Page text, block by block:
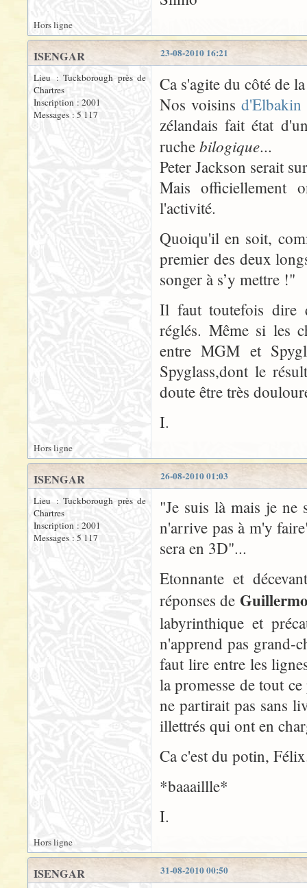
Hors ligne
23-08-2010 16:21
ISENGAR
Lieu : Tuckborough près de
Chartres
Inscription : 2001
Messages : 5 117
Ca s'agite du côté de
Nos voisinsd'Elbakin
zélandais fait état
ruche bilogique...
Peter Jackson serait
Mais officiellement
l'activité.
Quoiqu'il en soit,
premier des deux
songer à s’y mettre !"
Il faut toutefois dire
réglés. Même si les
entre MGM et
Spyglass,dont le
doute être très
I.
Hors ligne
26-08-2010 01:03
ISENGAR
Lieu : Tuckborough près de
Chartres
Inscription : 2001
Messages : 5 117
"Je suis là mais je ne
n'arrive pas à m'y
sera en 3D"...
Etonnante et
réponses de
labyrinthique et
n'apprend pas grand-
faut lire entre les
la promesse de tout
ne partirait pas sans
illettrés qui ont en
Ca c'est du potin,
*baaaillle*
I.
Hors ligne
31-08-2010 00:50
ISENGAR